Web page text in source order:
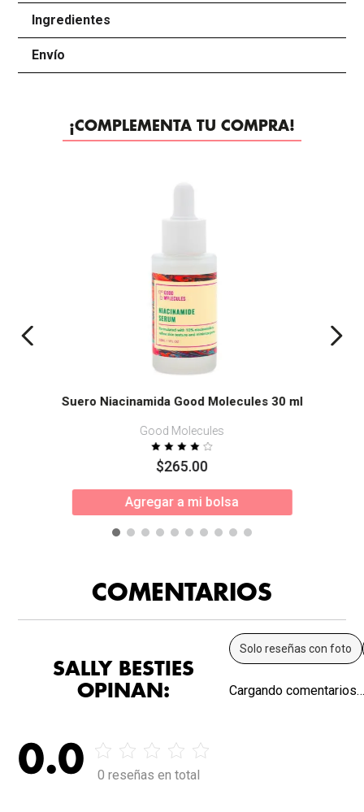
Ingredientes
Envío
¡COMPLEMENTA TU COMPRA!
Suero Niacinamida Good Molecules 30 ml
Good Molecules
$265.00
Agregar a mi bolsa
COMENTARIOS
SALLY BESTIES
OPINAN:
0.0 0 reseñas en total
Solo reseñas con foto
Cargando